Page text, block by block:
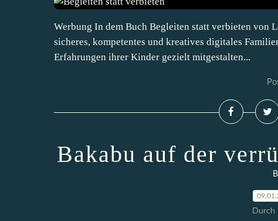
Werbung In dem Buch Begleiten statt verbieten von
sicheres, kompetentes und kreatives digitales
Erfahrungen ihrer Kinder gezielt mitgestalten...
Bakabu auf der
Durch